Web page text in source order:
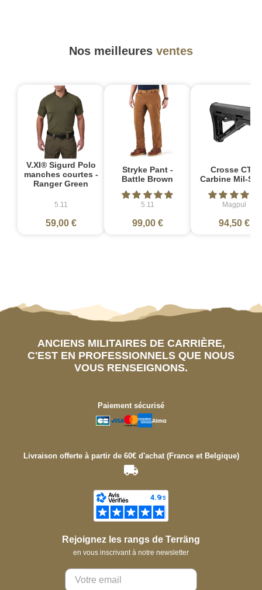
Nos meilleures ventes
V.XI® Sigurd Polo
manches courtes -
Ranger Green
5.11
59,00 €
Stryke Pant -
Battle Brown
5.11
99,00 €
Crosse CTR
Carbine Mil-
Magpul
94,50 €
ANCIENS MILITAIRES DE CARRIÈRE,
C'EST EN PROFESSIONNELS QUE NOUS
VOUS RENSEIGNONS.
Paiement sécurisé
Livraison offerte à partir de 60€ d'achat (France et Belgique)
Rejoignez les rangs de Terräng
en vous inscrivant à notre newsletter